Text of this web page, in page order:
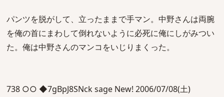
パンツを脱がして、立ったままで手マン。中野さんは両腕
を俺の首にまわして倒れないように必死に俺にしがみつい
た。俺は中野さんのマンコをいじりまくった。
738 ○○ ◆7gBpJ8SNck sage New! 2006/07/08(土)